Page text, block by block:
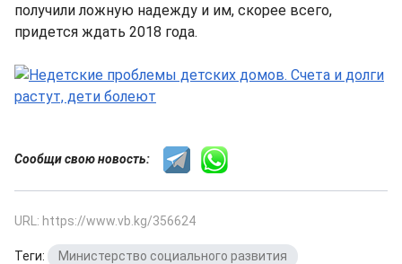
получили ложную надежду и им, скорее всего,
придется ждать 2018 года.
Сообщи свою новость:
URL: https://www.vb.kg/356624
Теги: Министерство социального развития